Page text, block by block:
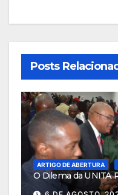
Posts
ARTIGO DE ABERTURA
O Dilema da UNITA